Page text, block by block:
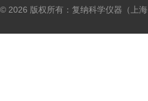
© 2026 版权所有：复纳科学仪器（上